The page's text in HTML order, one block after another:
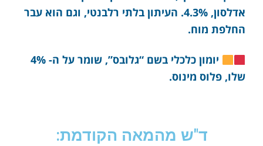
אדלסון, 4.3%. העיתון בלתי רלבנטי, וגם הוא עבר
החלפת מוח.
יומון כלכלי בשם “גלובס”, שומר על ה- 4%
שלו, פלוס מינוס.
ד"ש מהמאה הקודמת: